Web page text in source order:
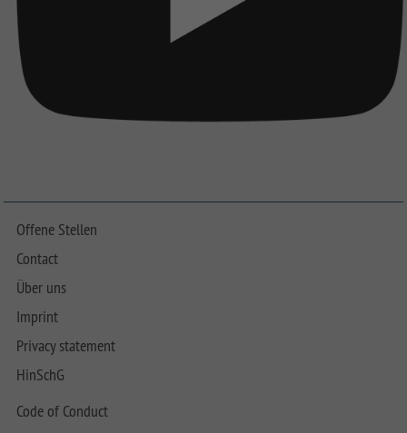
Offene Stellen
Contact
Über uns
Imprint
Privacy statement
HinSchG
Code of Conduct